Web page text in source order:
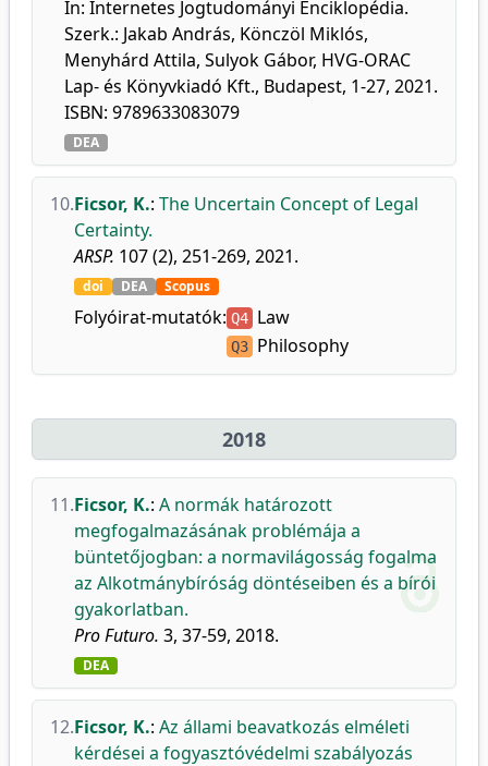
In: Internetes Jogtudományi Enciklopédia.
Szerk.: Jakab András, Könczöl Miklós,
Menyhárd Attila, Sulyok Gábor, HVG-ORAC
Lap- és Könyvkiadó Kft., Budapest, 1-27, 2021.
ISBN: 9789633083079
DEA
10.Ficsor, K.: The Uncertain Concept of Legal
Certainty.
ARSP. 107 (2), 251-269, 2021.
doi DEA Scopus
Folyóirat-mutatók: Q4 Law
Q3 Philosophy
2018
11.Ficsor, K.: A normák határozott
megfogalmazásának problémája a
büntetőjogban: a normavilágosság fogalma
az Alkotmánybíróság döntéseiben és a bírói
gyakorlatban.
Pro Futuro. 3, 37-59, 2018.
DEA
12.Ficsor, K.: Az állami beavatkozás elméleti
kérdései a fogyasztóvédelmi szabályozás